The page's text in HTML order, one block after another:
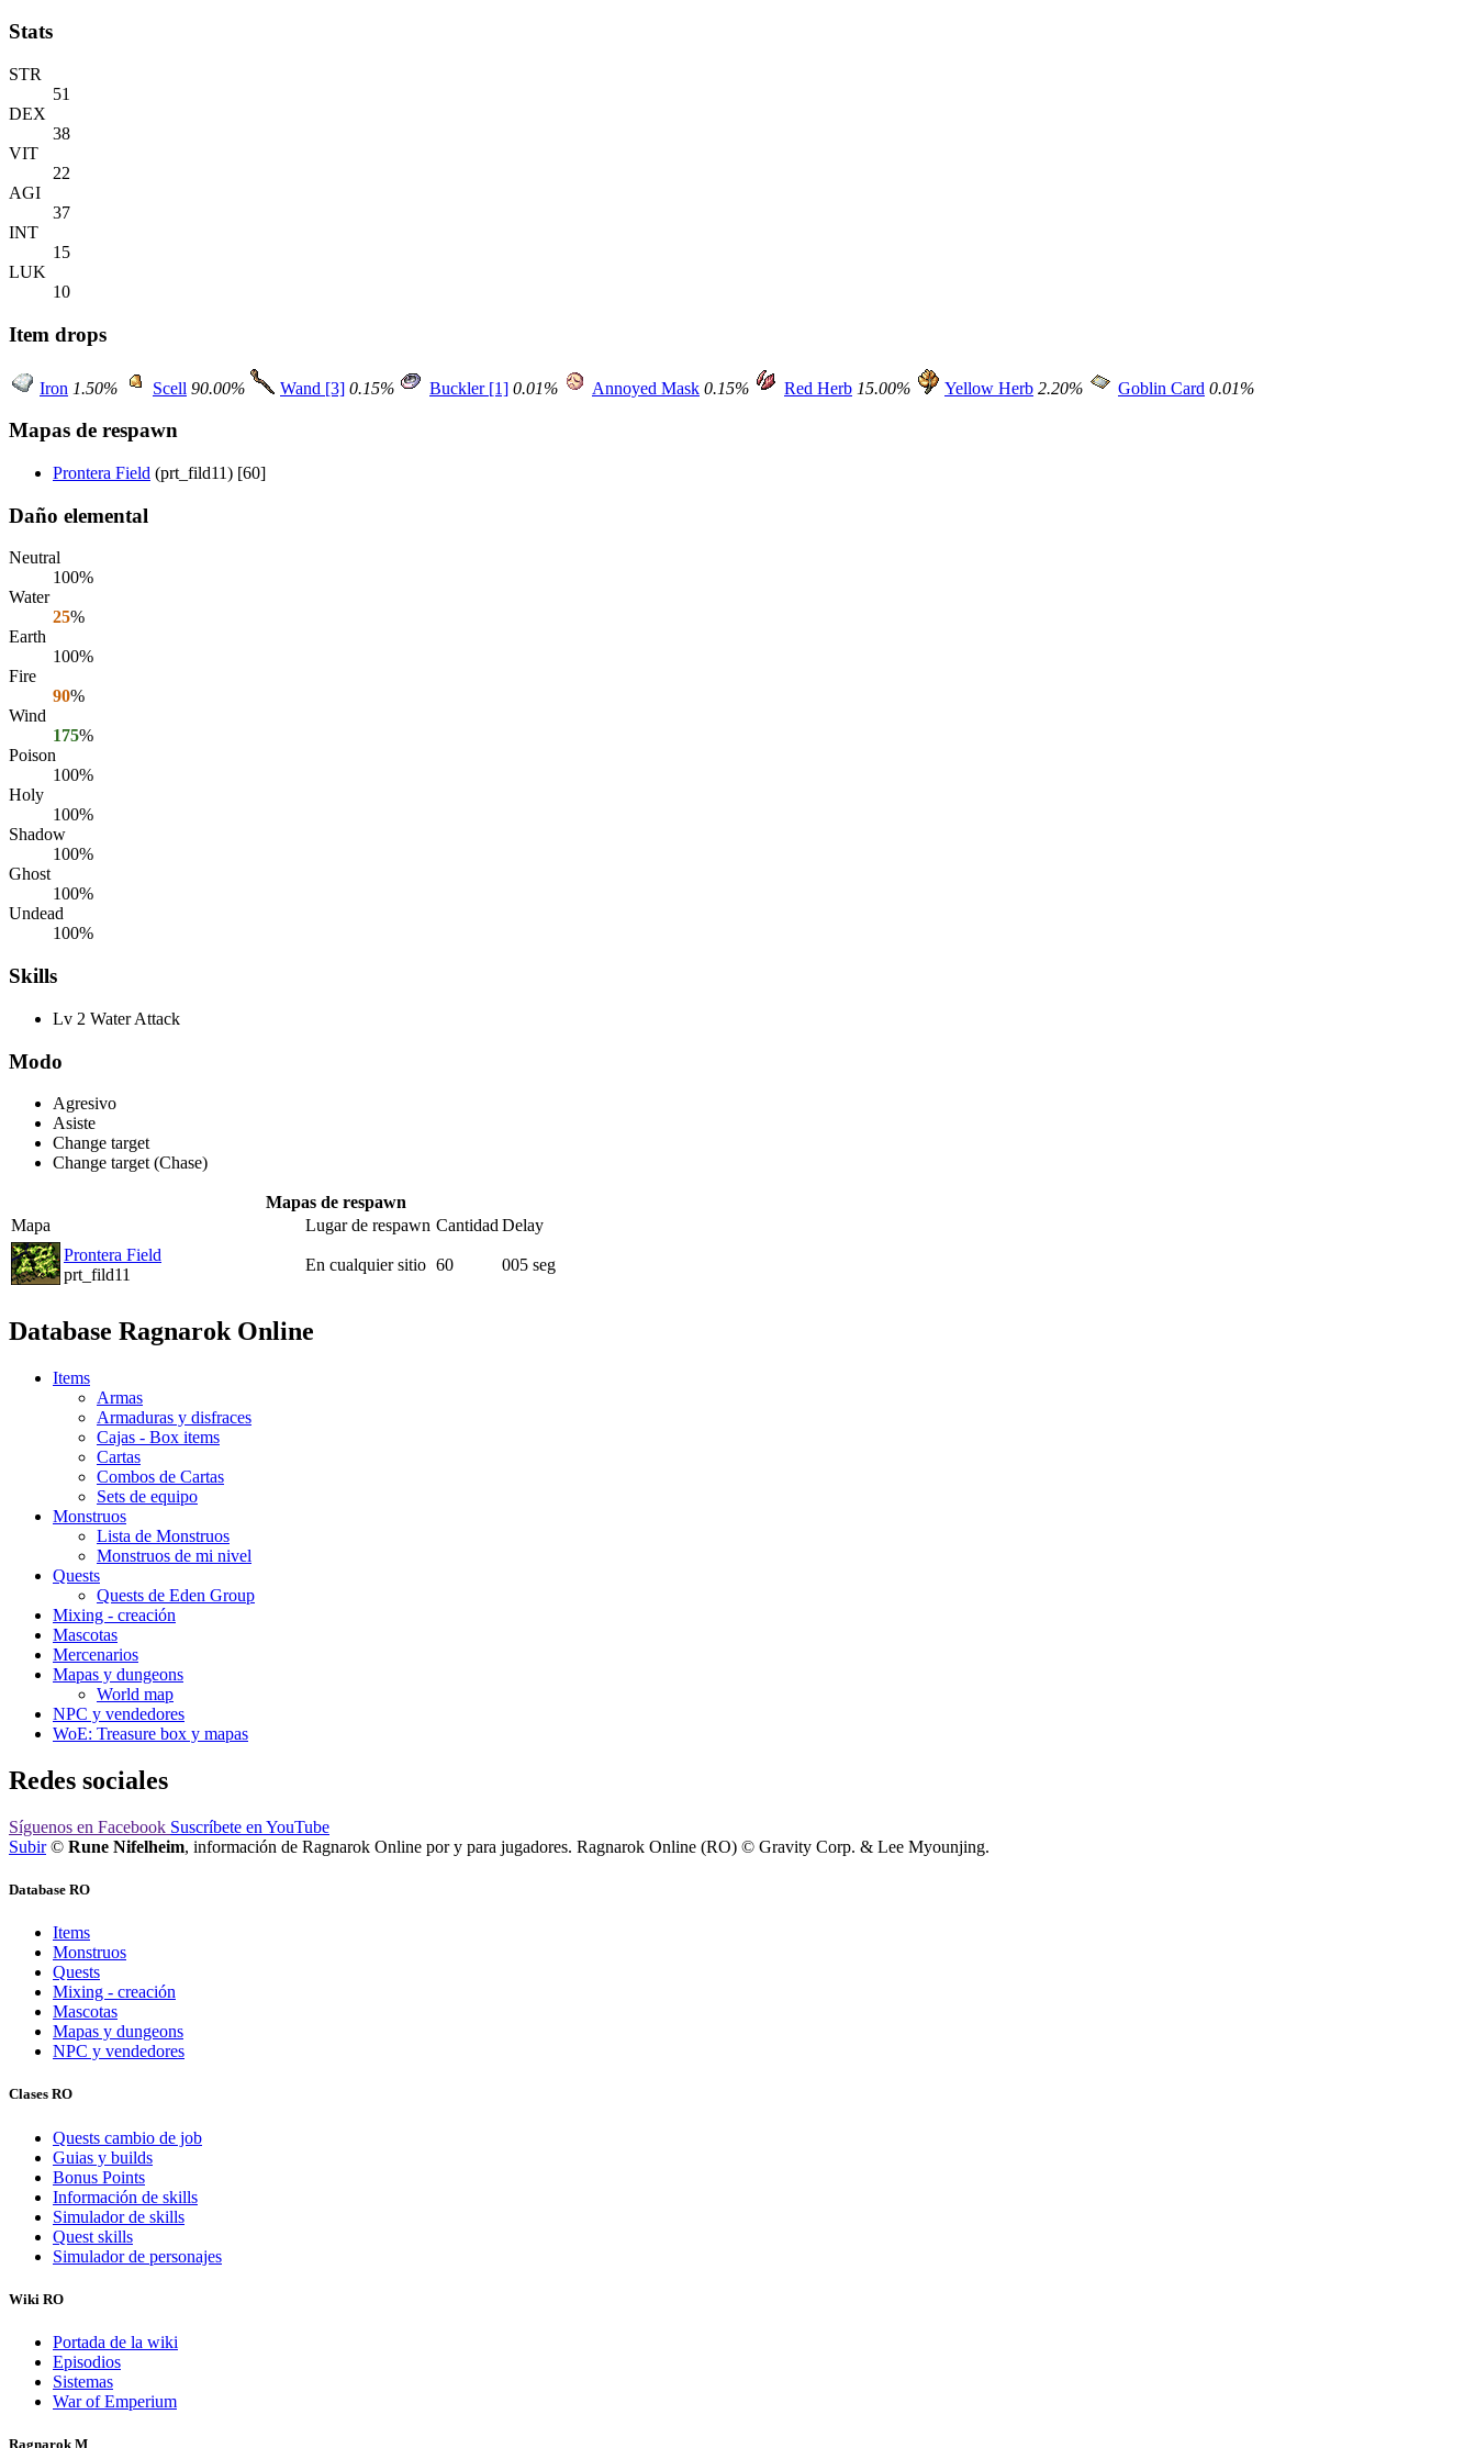
Stats
STR
51
DEX
38
VIT
22
AGI
37
INT
15
LUK
10
Item drops
Iron 1.50% Scell 90.00% Wand [3] 0.15% Buckler [1] 0.01% Annoyed Mask 0.15% Red Herb 15.00% Yellow Herb 2.20% Goblin Card 0.01%
Mapas de respawn
Prontera Field (prt_fild11) [60]
Daño elemental
Neutral
100%
Water
25%
Earth
100%
Fire
90%
Wind
175%
Poison
100%
Holy
100%
Shadow
100%
Ghost
100%
Undead
100%
Skills
Lv 2 Water Attack
Modo
Agresivo
Asiste
Change target
Change target (Chase)
Mapas de respawn
Mapa
Lugar de respawn Cantidad Delay
Prontera Field
prt_fild11
En cualquier sitio 60 005 seg
Database Ragnarok Online
Items
Armas
Armaduras y disfraces
Cajas - Box items
Cartas
Combos de Cartas
Sets de equipo
Monstruos
Lista de Monstruos
Monstruos de mi nivel
Quests
Quests de Eden Group
Mixing - creación
Mascotas
Mercenarios
Mapas y dungeons
World map
NPC y vendedores
WoE: Treasure box y mapas
Redes sociales
Síguenos en Facebook Suscríbete en YouTube
Subir© Rune Nifelheim, información de Ragnarok Online por y para jugadores. Ragnarok Online (RO) © Gravity Corp. & Lee Myounjing.
Database RO
Items
Monstruos
Quests
Mixing - creación
Mascotas
Mapas y dungeons
NPC y vendedores
Clases RO
Quests cambio de job
Guias y builds
Bonus Points
Información de skills
Simulador de skills
Quest skills
Simulador de personajes
Wiki RO
Portada de la wiki
Episodios
Sistemas
War of Emperium
Ragnarok M